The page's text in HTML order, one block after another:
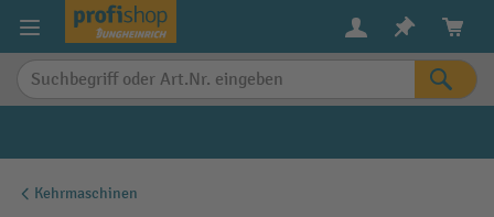
springen
Kehrmaschinen